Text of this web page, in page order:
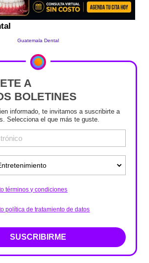
A
BOLETINES
informado, te invitamos a suscribirte a
Selecciona el que más te guste.
términos y condiciones
política de tratamiento de datos
SUSCRIBIRME